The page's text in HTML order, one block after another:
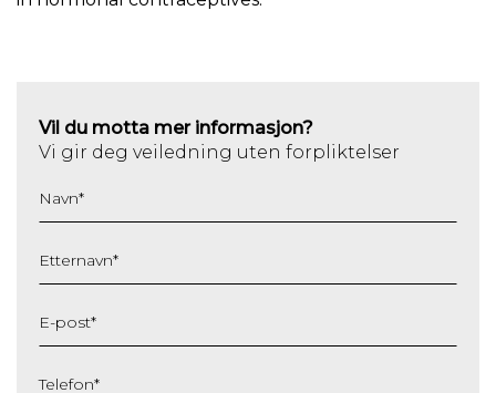
Vil du motta mer informasjon?
Vi gir deg veiledning uten forpliktelser
Navn*
Etternavn*
E-post*
Telefon*